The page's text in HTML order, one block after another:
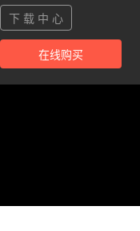
下 载 中 心
在线购买